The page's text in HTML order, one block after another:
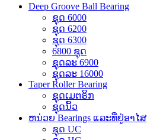
Deep Groove Ball Bearing
ຊຸດ 6000
ຊຸດ 6200
ຊຸດ 6300
6800 ຊຸດ
ຊຸດລະ 6900
ຊຸດລະ 16000
Taper Roller Bearing
ຊຸດເມຕຣິກ
ຊຸດນິ້ວ
ຫນ່ວຍ Bearings ແລະທີ່ຢູ່ອາໄສ
ຊຸດ UC